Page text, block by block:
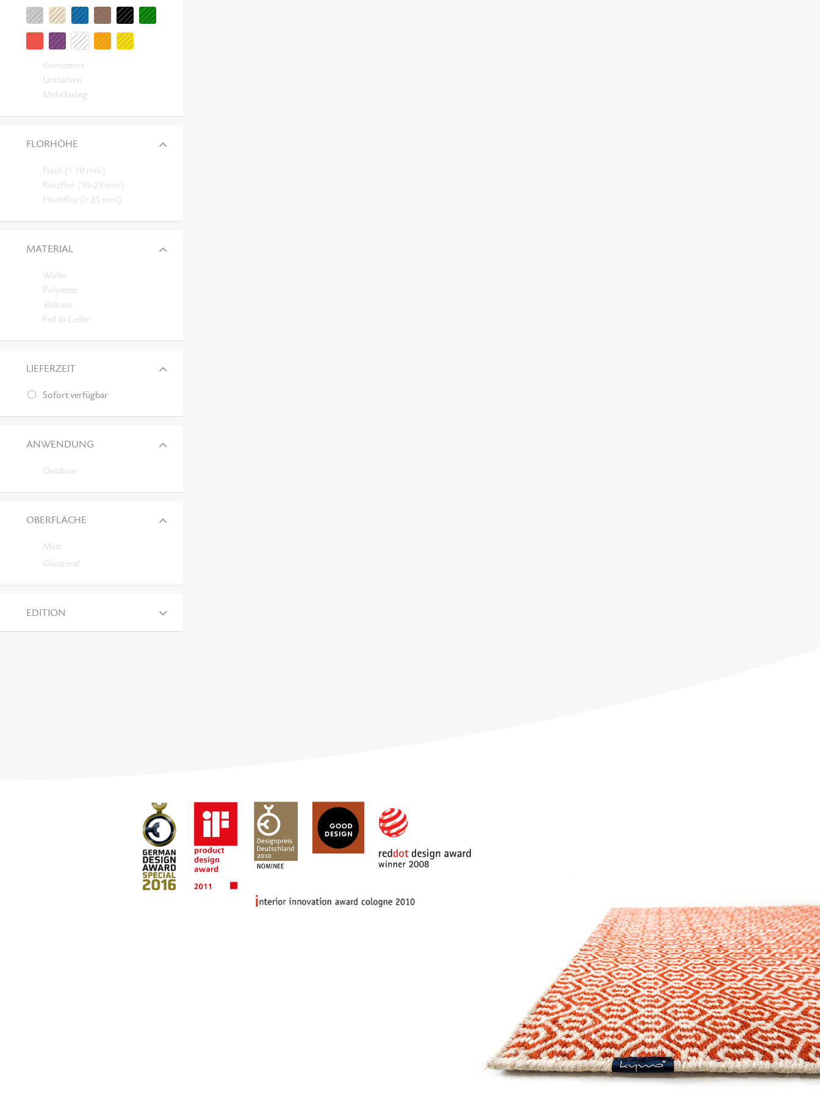
Gemustert
Unifarben
Mehrfarbig
FLORHÖHE
Flach (< 10 mm)
Kurzflor (10-25 mm)
Hochflor (> 25 mm)
MATERIAL
Wolle
Polyester
Viskose
Fell & Leder
LIEFERZEIT
Sofort verfügbar
ANWENDUNG
Outdoor
OBERFLÄCHE
Matt
Glänzend
EDITION